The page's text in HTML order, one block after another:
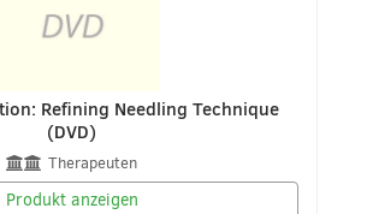
Refining Needling Technique
(DVD)
Therapeuten
Produkt anzeigen